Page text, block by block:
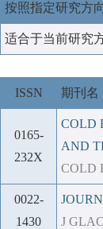
按照指定研究方
适合于当前研究
ISSN 期刊名
0165-
232X
COLD
AND
COLD
0022-
1430
J